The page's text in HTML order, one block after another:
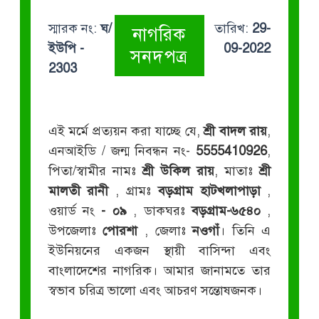
স্মারক নং:ঘ/
ইউপি -
2303
নাগরিক
সনদপত্র
তারিখ: 29-
09-2022
এই মর্মে প্রত্যয়ন করা যাচ্ছে যে,শ্রী বাদল রায়,
এনআইডি / জন্ম নিবন্ধন নং- 5555410926,
পিতা/স্বামীর নামঃশ্রী উকিল রায়, মাতাঃশ্রী
মালতী রানী , গ্রামঃবড়গ্রাম হাটখলাপাড়া ,
ওয়ার্ড নং - ০৯ , ডাকঘরঃবড়গ্রাম-৬৫৪০ ,
উপজেলাঃপোরশা , জেলাঃনওগাঁ। তিনি এ
ইউনিয়নের একজন স্থায়ী বাসিন্দা এবং
বাংলাদেশের নাগরিক। আমার জানামতে তার
স্বভাব চরিত্র ভালো এবং আচরণ সন্তোষজনক।